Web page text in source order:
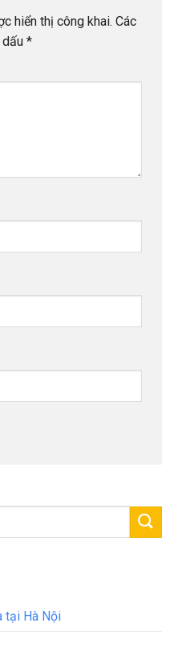
hiển thị công khai. Các
*
tại Hà Nội